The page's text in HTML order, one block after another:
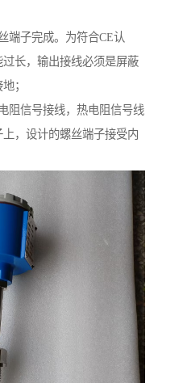
端子完成。为符合CE认
长，输出接线必须是屏蔽
；
阻信号接线，热电阻信号线
，设计的螺丝端子接受内